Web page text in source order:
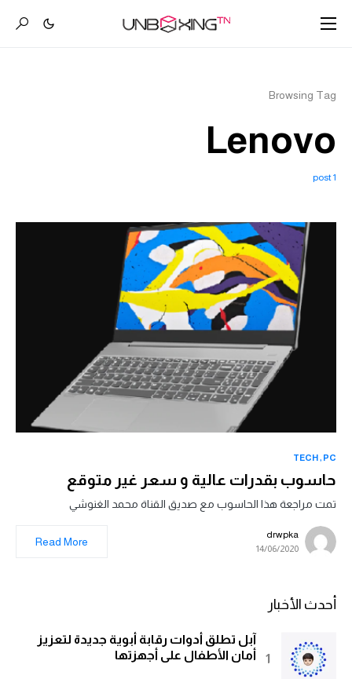
Browsing Tag
Lenovo
1 post
PC
TECH
حاسوب بقدرات عالية و سعر غير متوقع
تمت مراجعة هذا الحاسوب مع صديق القناة محمد الغنوشي
drwpka
14/06/2020
Read More
أحدث الأخبار
آبل تطلق أدوات رقابة أبوية جديدة لتعزيز
أمان الأطفال على أجهزتها